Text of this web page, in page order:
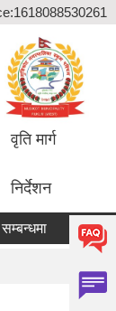
वृति मार्ग
निर्देशन